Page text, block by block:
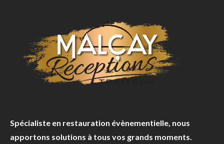
Spécialiste en restauration évènementielle, nous
apportons solutions à tous vos grands moments.